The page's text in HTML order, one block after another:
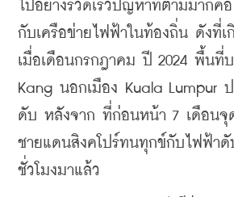
ไปอย่างรวดเร็วปัญหาที่ตามมาก็คื
กับเครือข่ายไฟฟ้าในท้องถิ่น ดังที่เ
เมื่อเดือนกรกฎาคม ปี 2024 พื้นที่บ
Kang นอกเมือง Kuala Lumpur
ดับ หลังจาก ที่ก่อนหน้า 7 เดือนจุด
ชายแดนสิงคโปร์ทนทุกข์กับไฟฟ้า
ชั่วโมงมาแล้ว